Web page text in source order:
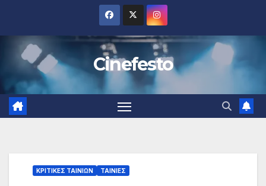
περιεχόμενο
Cinefesto
ΚΡΙΤΙΚΕΣ ΤΑΙΝΙΩΝ ΤΑΙΝΙΕΣ